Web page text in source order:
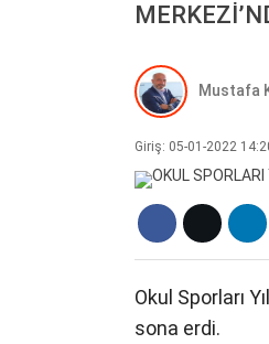
Mustafa
Giriş: 05-01-2022
Okul Sporları
sona erdi.